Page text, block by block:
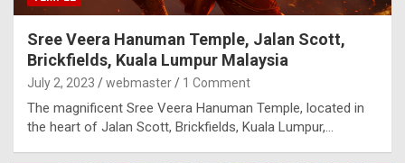
Sree Veera Hanuman Temple, Jalan Scott,
Brickfields, Kuala Lumpur Malaysia
July 2, 2023 webmaster 1 Comment
The magnificent Sree Veera Hanuman Temple, located in
the heart of Jalan Scott, Brickfields, Kuala Lumpur,…